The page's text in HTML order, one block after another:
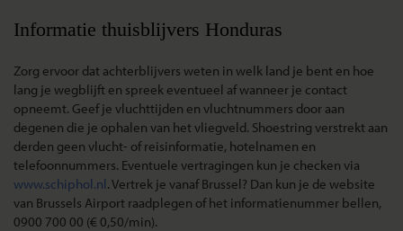
Informatie thuisblijvers Honduras
Zorg ervoor dat achterblijvers weten in welk land je bent en hoe
lang je wegblijft en spreek eventueel af wanneer je contact
opneemt. Geef je vluchttijden en vluchtnummers door aan
degenen die je ophalen van het vliegveld. Shoestring verstrekt aan
derden geen vlucht- of reisinformatie, hotelnamen en
telefoonnummers. Eventuele vertragingen kun je checken via
www.schiphol.nl. Vertrek je vanaf Brussel? Dan kun je de website
van Brussels Airport raadplegen of het informatienummer bellen,
0900 700 00 (€ 0,50/min).